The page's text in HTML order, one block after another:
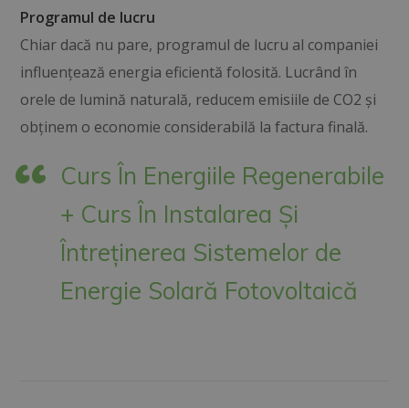
Programul de lucru
Chiar dacă nu pare, programul de lucru al companiei
influențează energia eficientă folosită. Lucrând în
orele de lumină naturală, reducem emisiile de CO2 și
obținem o economie considerabilă la factura finală.
Curs În Energiile Regenerabile
+ Curs În Instalarea Și
Întreținerea Sistemelor de
Energie Solară Fotovoltaică